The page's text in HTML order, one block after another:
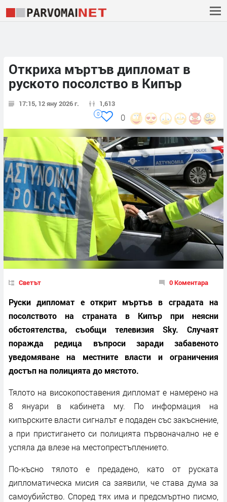
Откриха мъртъв дипломат в
руското посолство в Кипър
17:15, 12 яну 2026 г. 1,613
0
0
Светът 0 Коментара
Руски дипломат е открит мъртъв в сградата на
посолството на страната в Кипър при неясни
обстоятелства, съобщи телевизия Sky. Случаят
поражда редица въпроси заради забавеното
уведомяване на местните власти и ограничения
достъп на полицията до мястото.
Тялото на високопоставения дипломат е намерено на
8 януари в кабинета му. По информация на
кипърските власти сигналът е подаден със закъснение,
а при пристигането си полицията първоначално не е
успяла да влезе на местопрестъплението.
По-късно тялото е предадено, като от руската
дипломатическа мисия са заявили, че става дума за
самоубийство. Според тях има и предсмъртно писмо,